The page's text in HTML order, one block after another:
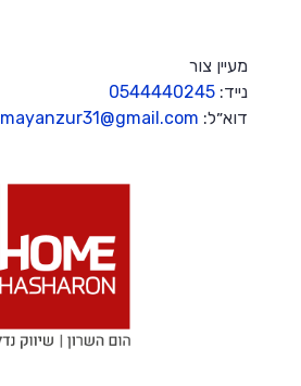
מעיין צור
נייד: 0544440245
דוא״ל: mayanzur31@gmail.com